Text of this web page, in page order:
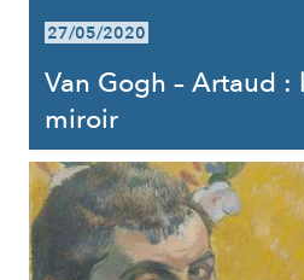
27/05/2020
Van Gogh – Artaud :
miroir